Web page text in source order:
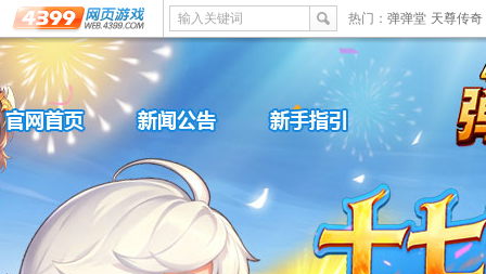
输入关键词 热门： 弹弹堂 天尊传奇